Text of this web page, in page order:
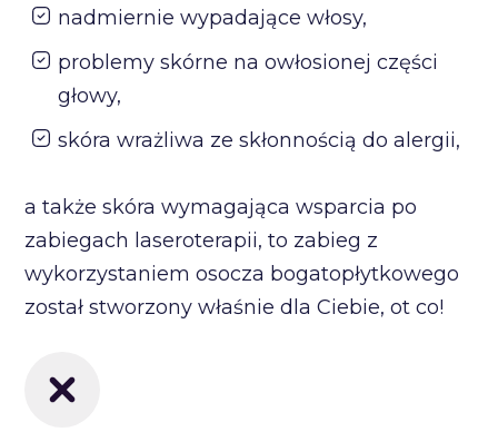
nadmiernie wypadające włosy,
problemy skórne na owłosionej części
głowy,
skóra wrażliwa ze skłonnością do alergii,
a także skóra wymagająca wsparcia po
zabiegach laseroterapii, to zabieg z
wykorzystaniem osocza bogatopłytkowego
został stworzony właśnie dla Ciebie, ot co!